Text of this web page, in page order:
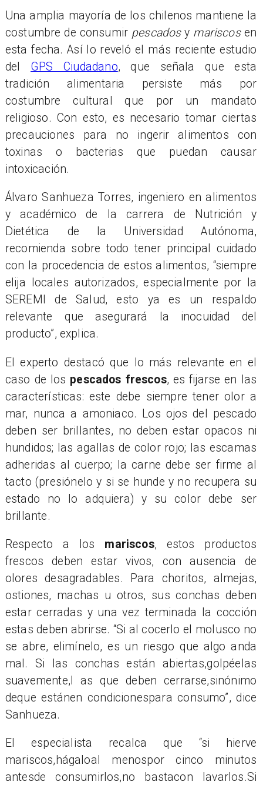
Una amplia mayoría de los chilenos mantiene la
costumbre de consumir pescadosy mariscosen
esta fecha. Así lo reveló el más reciente estudio
del GPS Ciudadano, que señala que esta
tradición alimentaria persiste más por
costumbre cultural que por un mandato
religioso. Con esto, es necesario tomar ciertas
precauciones para no ingerir alimentos con
toxinas o bacterias que puedan causar
intoxicación.
Álvaro Sanhueza Torres, ingeniero en alimentos
y académico de la carrera de Nutrición y
Dietética de la Universidad Autónoma,
recomienda sobre todo tener principal cuidado
con la procedencia de estos alimentos, “siempre
elija locales autorizados, especialmente por la
SEREMI de Salud, esto ya es un respaldo
relevante que asegurará la inocuidad del
producto”, explica.
El experto destacó que lo más relevante en el
caso de los pescados frescos, es fijarse en las
características: este debe siempre tener olor a
mar, nunca a amoniaco. Los ojos del pescado
deben ser brillantes, no deben estar opacos ni
hundidos; las agallas de color rojo; las escamas
adheridas al cuerpo; la carne debe ser firme al
tacto (presiónelo y si se hunde y no recupera su
estado no lo adquiera) y su color debe ser
brillante.
Respecto a los mariscos, estos productos
frescos deben estar vivos, con ausencia de
olores desagradables. Para choritos, almejas,
ostiones, machas u otros, sus conchas deben
estar cerradas y una vez terminada la cocción
estas deben abrirse. “Si al cocerlo el molusco no
se abre, elimínelo, es un riesgo que algo anda
mal. Si las conchas están abiertas,golpéelas
suavemente,l as que deben cerrarse,sinónimo
deque estánen condicionespara consumo”, dice
Sanhueza.
El especialista recalca que “si hierve
mariscos,hágaloal menospor cinco minutos
antesde consumirlos,no bastacon lavarlos.Si